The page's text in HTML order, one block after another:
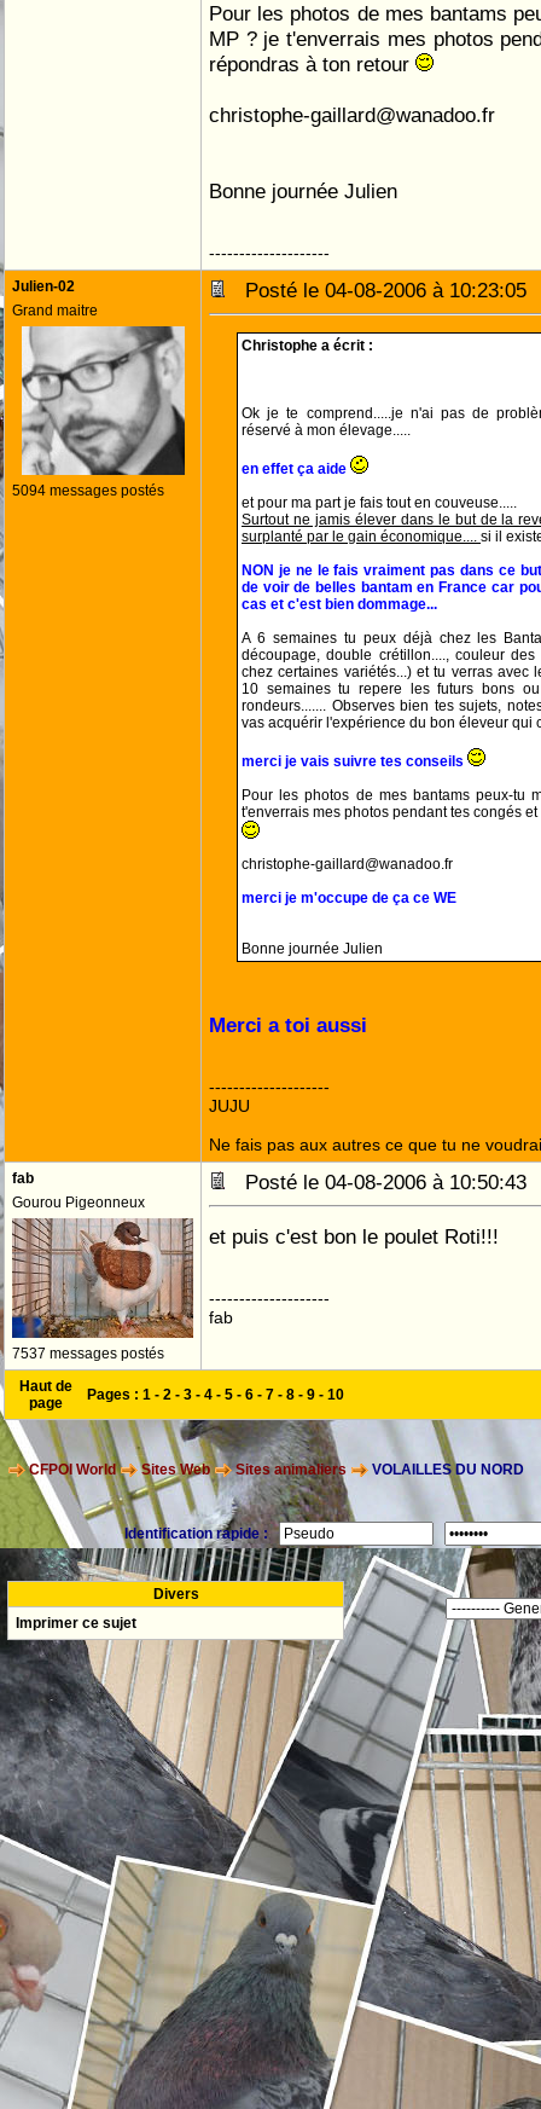
Pour les photos de mes bantams
MP ? je t'enverrais mes photos
répondras à ton retour
christophe-gaillard@wanadoo.fr
Bonne journée Julien
--------------------
Julien-02
Grand maitre
5094 messages postés
Posté le 04-08-2006 à
Christophe a écrit :
Ok je te comprend.....je n'ai pas de
réservé à mon élevage.....
en effet ça aide
et pour ma part je fais tout en couveuse.....
Surtout ne jamis élever dans le but de la
surplanté par le gain économique.... si il
NON je ne le fais vraiment pas dans ce
de voir de belles bantam en France car
cas et c'est bien dommage...
A 6 semaines tu peux déjà chez les
découpage, double crétillon...., couleur
chez certaines variétés...) et tu verras avec
10 semaines tu repere les futurs bons
rondeurs....... Observes bien tes sujets,
vas acquérir l'expérience du bon éleveur qui
merci je vais suivre tes conseils
Pour les photos de mes bantams peux-tu
t'enverrais mes photos pendant tes congés
christophe-gaillard@wanadoo.fr
merci je m'occupe de ça ce WE
Bonne journée Julien
Merci a toi aussi
--------------------
JUJU
Ne fais pas aux autres ce que tu ne
fab
Gourou Pigeonneux
7537 messages postés
Posté le 04-08-2006 à
et puis c'est bon le poulet Roti!!!
--------------------
fab
Haut de
page
Pages : 1 - 2 - 3 - 4 - 5 - 6 - 7 - 8 - 9 - 10
CFPOI World Sites Web Sites animaliers VOLAILLES DU NORD
Identification rapide :
Divers
Imprimer ce sujet